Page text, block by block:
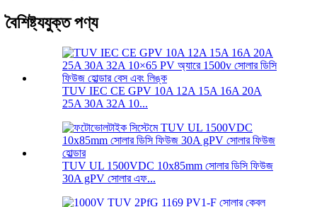
বৈশিষ্ট্যযুক্ত পণ্য
TUV IEC CE GPV 10A 12A 15A 16A 20A
25A 30A 32A 10...
TUV UL 1500VDC 10x85mm সোলার ডিসি ফিউজ
30A gPV সোলার এফ...